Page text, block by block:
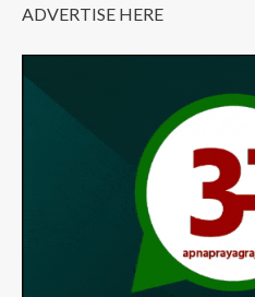
ADVERTISE HERE